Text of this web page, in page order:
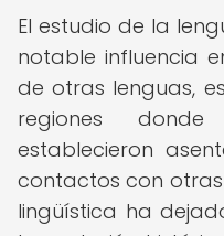
El estudio de la
notable influencia
de otras lenguas,
regiones
establecieron
contactos con
lingüística ha